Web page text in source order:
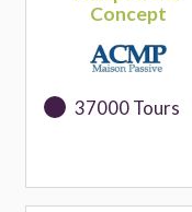
Concept
37000 Tours